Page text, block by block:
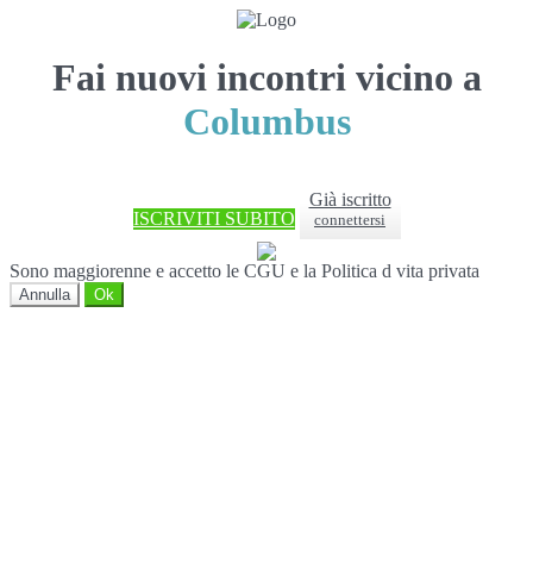
Fai nuovi incontri vicino a
Columbus
ISCRIVITI SUBITO
Già iscritto
connettersi
Sono maggiorenne e accetto le CGU e la Politica d vita privata
Annulla Ok